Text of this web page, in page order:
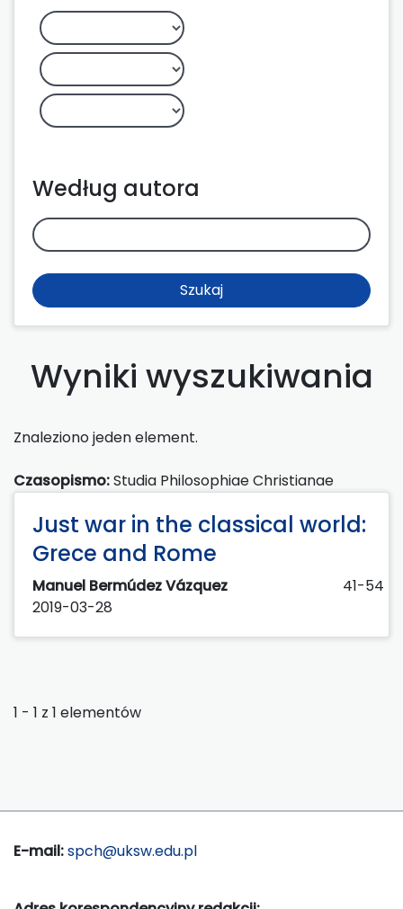
Według autora
Szukaj
Wyniki wyszukiwania
Znaleziono jeden element.
Czasopismo:Studia Philosophiae Christianae
Just war in the classical world:
Grece and Rome
Manuel Bermúdez Vázquez
41-54
2019-03-28
1 - 1 z 1 elementów
E-mail:spch@uksw.edu.pl